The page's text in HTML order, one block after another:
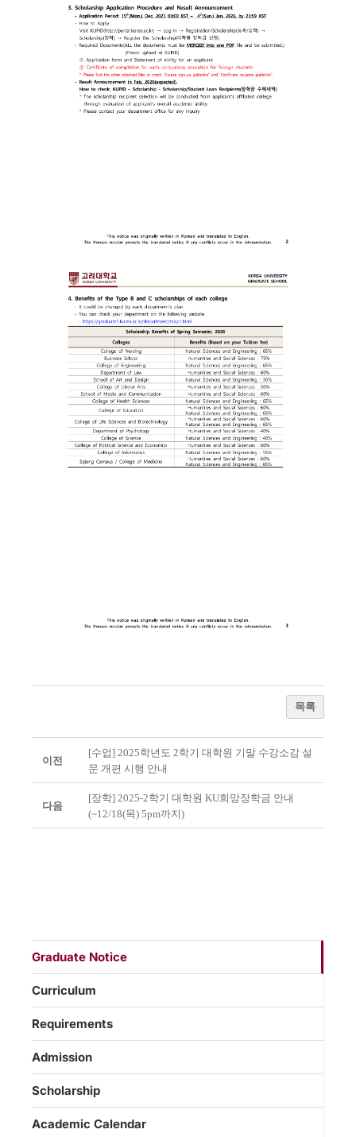
목록
이전
[수업] 2025학년도 2학기 대학원 기말 수강소감 설
문 개편 시행 안내
다음
[장학] 2025-2학기 대학원 KU희망장학금 안내
(~12/18(목) 5pm까지)
Graduate Notice
Curriculum
Requirements
Admission
Scholarship
Academic Calendar